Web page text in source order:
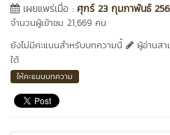
เผยแพร่เมื่อ : ศุกร์ 23 กุมภาพันธ์
จำนวนผู้เข้าชม 21,669 คน
ยังไม่มีคะแนนสำหรับบทความนี้
ผู้อ่านส
ใต้
ให้คะแนนบทความ